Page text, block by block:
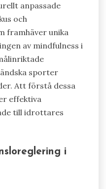
anpassade
och
framhäver unika
av mindfulness i
sporter
Att förstå dessa
effektiva
till idrottares
i